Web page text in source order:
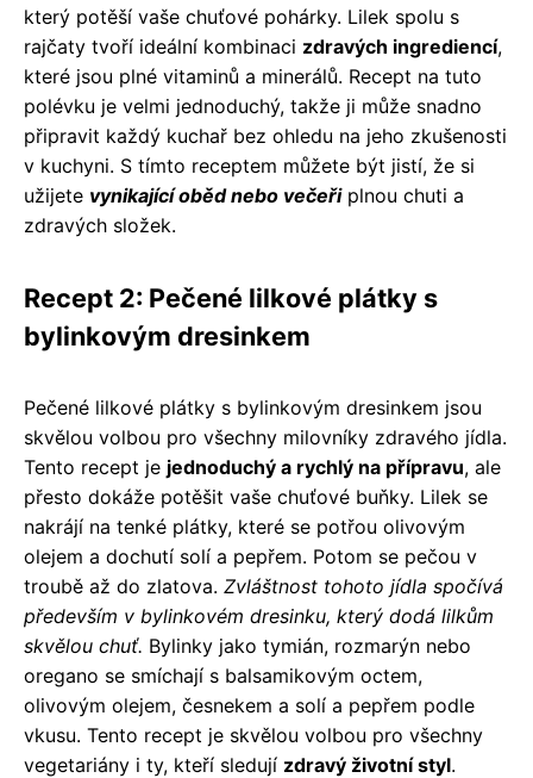
který potěší vaše chuťové pohárky. Lilek spolu s
rajčaty tvoří ideální kombinaci zdravých ingrediencí,
které jsou plné vitaminů a minerálů. Recept na tuto
polévku je velmi jednoduchý, takže ji může snadno
připravit každý kuchař bez ohledu na jeho zkušenosti
v kuchyni. S tímto receptem můžete být jistí, že si
užijete vynikající oběd nebo večeřiplnou chuti a
zdravých složek.
Recept 2: Pečené lilkové plátky s
bylinkovým dresinkem
Pečené lilkové plátky s bylinkovým dresinkem jsou
skvělou volbou pro všechny milovníky zdravého jídla.
Tento recept je jednoduchý a rychlý na přípravu, ale
přesto dokáže potěšit vaše chuťové buňky. Lilek se
nakrájí na tenké plátky, které se potřou olivovým
olejem a dochutí solí a pepřem. Potom se pečou v
troubě až do zlatova. Zvláštnost tohoto jídla spočívá
především v bylinkovém dresinku, který dodá lilkům
skvělou chuť. Bylinky jako tymián, rozmarýn nebo
oregano se smíchají s balsamikovým octem,
olivovým olejem, česnekem a solí a pepřem podle
vkusu. Tento recept je skvělou volbou pro všechny
vegetariány i ty, kteří sledují zdravý životní styl.